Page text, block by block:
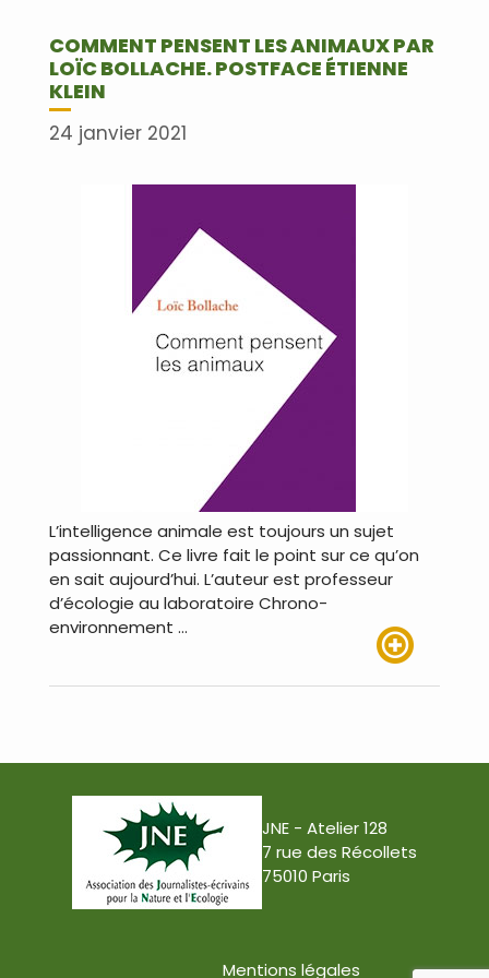
COMMENT PENSENT LES ANIMAUX PAR
LOÏC BOLLACHE. POSTFACE ÉTIENNE
KLEIN
24 janvier 2021
L’intelligence animale est toujours un sujet
passionnant. Ce livre fait le point sur ce qu’on
en sait aujourd’hui. L’auteur est professeur
d’écologie au laboratoire Chrono-
environnement …
JNE - Atelier 128
7 rue des Récollets
75010 Paris
Mentions légales